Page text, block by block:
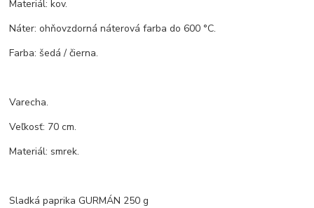
Materiál: kov.
Náter: ohňovzdorná náterová farba do 600 °C.
Farba: šedá / čierna.
Varecha.
Veľkosť: 70 cm.
Materiál: smrek.
Sladká paprika GURMÁN 250 g